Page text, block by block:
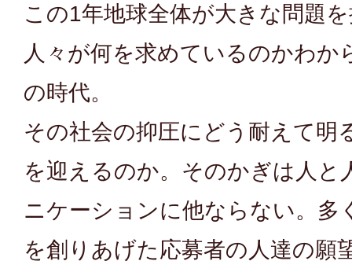
この1年地球全体が大きな問題
人々が何を求めているのかわか
の時代。
その社会の抑圧にどう耐えて明
を迎えるのか。そのかぎは人と
ニケーションに他ならない。多
を創りあげた応募者の人達の願